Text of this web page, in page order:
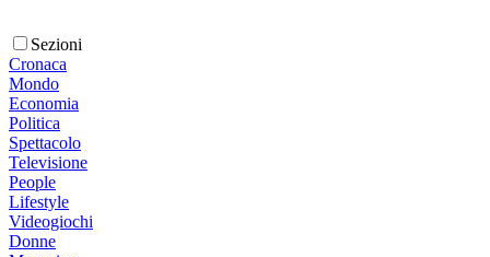
Sezioni
Cronaca
Mondo
Economia
Politica
Spettacolo
Televisione
People
Lifestyle
Videogiochi
Donne